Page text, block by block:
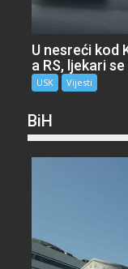
U nesreći kod
a RS, ljekari
USK Vijesti
BiH